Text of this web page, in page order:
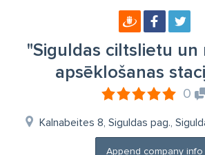
"Siguldas ciltslietu un
apsēklošanas
0
Kalnabeites 8, Siguldas pag.,
Append company info